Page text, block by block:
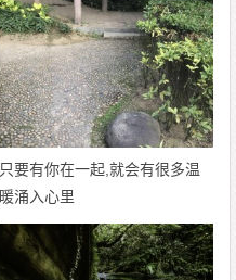
只要有你在一起,就会有很多温
暖涌入心里